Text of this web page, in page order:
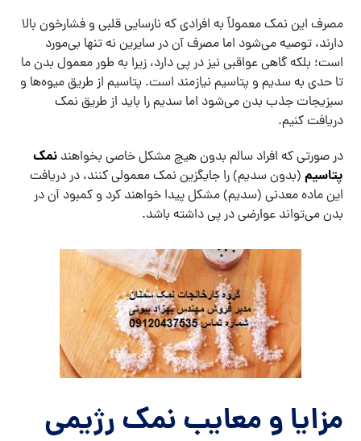
مصرف این نمک معمولاً به افرادی که نارسایی قلبی و فشارخون بالا
دارند، توصیه می‌شود اما مصرف آن در سایرین نه تنها بی‌مورد
است؛ بلکه گاهی عواقبی نیز در پی دارد، زیرا به طور معمول بدن ما
تا حدی به سدیم و پتاسیم نیازمند است. پتاسیم از طریق میوه‌ها و
سبزیجات جذب بدن می‌شود اما سدیم را باید از طریق نمک
دریافت کنیم.
در صورتی که افراد سالم بدون هیچ مشکل خاصی بخواهندنمک
پتاسیم (بدون سدیم) را جایگزین نمک معمولی کنند، در دریافت
این ماده معدنی (سدیم) مشکل پیدا خواهند کرد و کمبود آن در
بدن می‌تواند عوارضی در پی داشته باشد.
مزایا و معایب نمک رژیمی